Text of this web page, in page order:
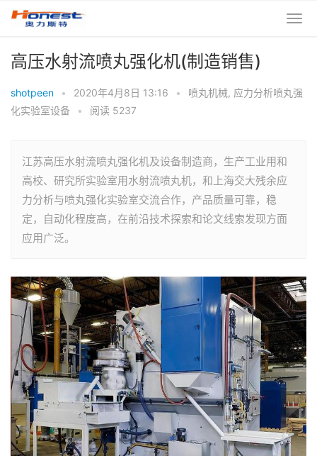
高压水射流喷丸强化机(制造销售)
shotpeen • 2020年4月8日 13:16 • 喷丸机械, 应力分析喷丸强
化实验室设备
• 阅读 5237
江苏高压水射流喷丸强化机及设备制造商，生产工业用和
高校、研究所实验室用水射流喷丸机，和上海交大残余应
力分析与喷丸强化实验室交流合作，产品质量可靠，稳
定，自动化程度高，在前沿技术探索和论文线索发现方面
应用广泛。